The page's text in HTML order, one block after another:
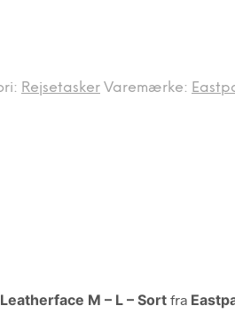
Rejsetasker Varemærke:
M – L – Sort fra